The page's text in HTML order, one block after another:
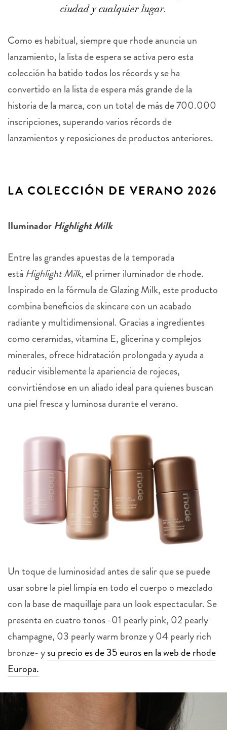
ciudad y cualquier lugar.
Como es habitual, siempre que rhode anuncia un
lanzamiento, la lista de espera se activa pero esta
colección ha batido todos los récords y se ha
convertido en la lista de espera más grande de la
historia de la marca, con un total de más de 700.000
inscripciones, superando varios récords de
lanzamientos y reposiciones de productos anteriores.
LA COLECCIÓN DE VERANO 2026
Iluminador Highlight Milk
Entre las grandes apuestas de la temporada
está Highlight Milk, el primer iluminador de rhode.
Inspirado en la fórmula de Glazing Milk, este producto
combina beneficios de skincare con un acabado
radiante y multidimensional. Gracias a ingredientes
como ceramidas, vitamina E, glicerina y complejos
minerales, ofrece hidratación prolongada y ayuda a
reducir visiblemente la apariencia de rojeces,
convirtiéndose en un aliado ideal para quienes buscan
una piel fresca y luminosa durante el verano.
Un toque de luminosidad antes de salir que se puede
usar sobre la piel limpia en todo el cuerpo o mezclado
con la base de maquillaje para un look espectacular. Se
presenta en cuatro tonos -01 pearly pink, 02 pearly
champagne, 03 pearly warm bronze y 04 pearlyrich
bronze- ysu precio es de 35 euros en la web de rhode
Europa.